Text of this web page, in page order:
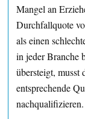
Mangel an
Durchfallquote
als einen
in jeder Branche
übersteigt, musst
entsprechende
nachqualifizieren.